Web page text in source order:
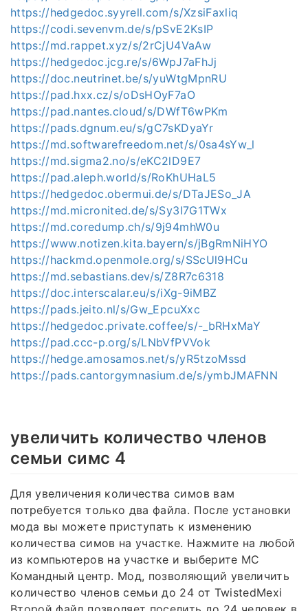
https://hedgedoc.syyrell.com/s/XzsiFaxliq
https://codi.sevenvm.de/s/pSvE2KsIP
https://md.rappet.xyz/s/2rCjU4VaAw
https://hedgedoc.jcg.re/s/6WpJ7aFhJj
https://doc.neutrinet.be/s/yuWtgMpnRU
https://pad.hxx.cz/s/oDsHOyF7aO
https://pad.nantes.cloud/s/DWfT6wPKm
https://pads.dgnum.eu/s/gC7sKDyaYr
https://md.softwarefreedom.net/s/0sa4sYw_l
https://md.sigma2.no/s/eKC2lD9E7
https://pad.aleph.world/s/RoKhUHaL5
https://hedgedoc.obermui.de/s/DTaJESo_JA
https://md.micronited.de/s/Sy3I7G1TWx
https://md.coredump.ch/s/9j94mhW0u
https://www.notizen.kita.bayern/s/jBgRmNiHYO
https://hackmd.openmole.org/s/SScUl9HCu
https://md.sebastians.dev/s/Z8R7c6318
https://doc.interscalar.eu/s/iXg-9iMBZ
https://pads.jeito.nl/s/Gw_EpcuXxc
https://hedgedoc.private.coffee/s/-_bRHxMaY
https://pad.ccc-p.org/s/LNbVfPVVok
https://hedge.amosamos.net/s/yR5tzoMssd
https://pads.cantorgymnasium.de/s/ymbJMAFNN
увеличить количество членов
семьи симс 4
Для увеличения количества симов вам
потребуется только два файла. После установки
мода вы можете приступать к изменению
количества симов на участке. Нажмите на любой
из компьютеров на участке и выберите MC
Командный центр. Мод, позволяющий увеличить
количество членов семьи до 24 от TwistedMexi